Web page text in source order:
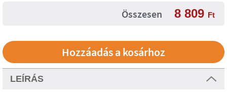
Összesen 8 809 Ft
LEÍRÁS